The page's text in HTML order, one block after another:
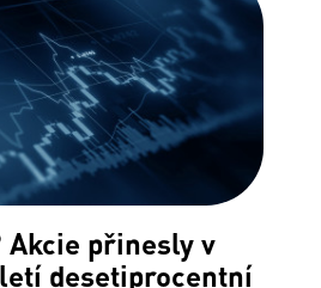
Akcie přinesly v
desetiprocentní